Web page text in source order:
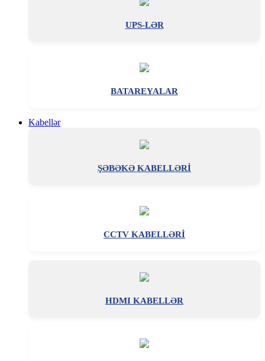
UPS-LƏR
BATAREYALAR
Kabellər
ŞƏBƏKƏ KABELLƏRİ
CCTV KABELLƏRİ
HDMI KABELLƏR